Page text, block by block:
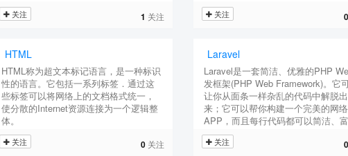
关注 1 关注 关注 0
HTML
HTML称为超文本标记语言，是一种标识
性的语言。它包括一系列标签．通过这
些标签可以将网络上的文档格式统一，
使分散的Internet资源连接为一个逻辑整
体。
关注 0 关注
Laravel
Laravel是一套简洁、优雅的PHP
发框架(PHP Web Framework)。它
让你从面条一样杂乱的代码中解脱出
来；它可以帮你构建一个完美的网络
APP，而且每行代码都可以简洁、
表达力。
关注 0